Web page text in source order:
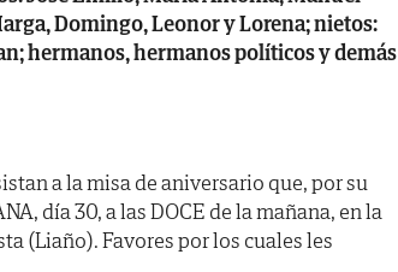
Domingo, Leonor y Lorena; nietos:
hermanos, hermanos políticos y demás
a la misa de aniversario que, por su
día 30, a las DOCE de la mañana, en la
(Liaño). Favores por los cuales les